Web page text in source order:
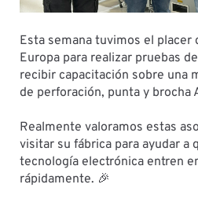
Esta semana tuvimos el
Europa para realizar pruebas
recibir capacitación sobre una
de perforación, punta y brocha
Realmente valoramos estas
visitar su fábrica para ayudar a
tecnología electrónica entren
rápidamente. 🎉